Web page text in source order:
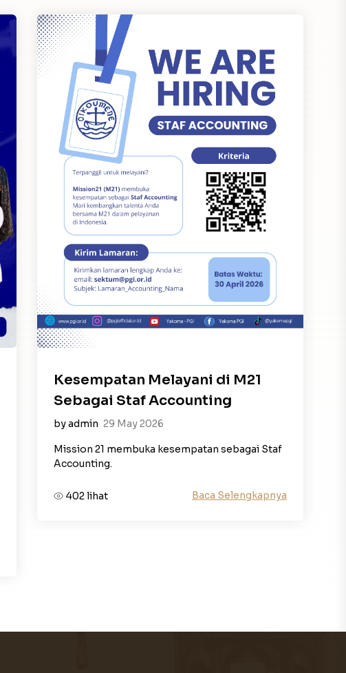
Kesempatan Melayani di M21
Sebagai Staf Accounting
by admin 29 May 2026
Mission 21 membuka kesempatan sebagai Staf
Accounting.
402 lihat Baca Selengkapnya